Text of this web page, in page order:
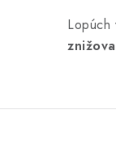
Lopúch